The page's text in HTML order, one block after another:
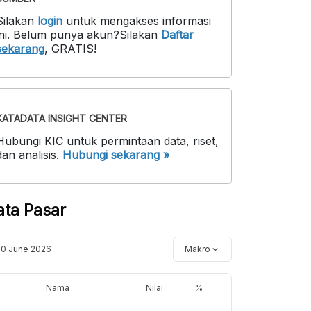
login untuk mengakses informasi
. Belum punya akun?Silakan Daftar
, GRATIS!
INSIGHT CENTER
KIC untuk permintaan data, riset,
analisis. Hubungi sekarang »
Pasar
June 2026 Makro
Nama Nilai %